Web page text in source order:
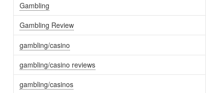
Gambling
Gambling Review
gambling/casino
gambling/casino reviews
gambling/casinos